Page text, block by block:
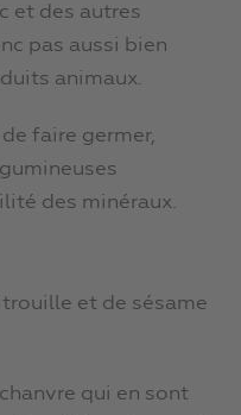
et des autres
pas aussi bien
animaux.
faire germer,
des minéraux.
et de sésame
qui en sont